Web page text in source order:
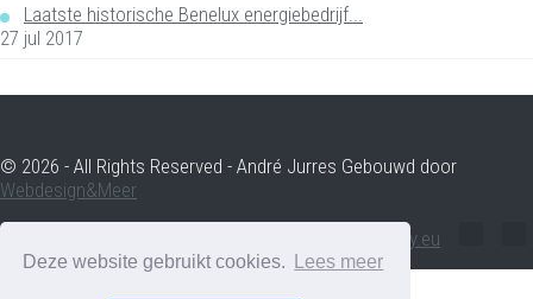
Deze website gebruikt cookies. Lees meer
Laatste historische Benelux energiebedrijf...
27 jul 2017
© 2026 - All Rights Reserved - André Jurres Gebouwd door
Webdesign&Meer
andre.jurres@voltenergy.eu